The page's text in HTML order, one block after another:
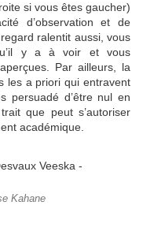
si vous êtes gaucher)
d’observation et de
ralentit aussi, vous
y a à voir et vous
Par ailleurs, la
les a priori qui entravent
persuadé d’être nul en
que peut s’autoriser
académique.
Kahane